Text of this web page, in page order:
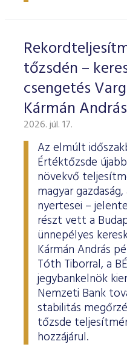
tőzsdén –
csengetés
Kármán
2026. júl. 17.
Az elmúlt
Értéktőzsde
növekvő
magyar
nyertesei –
részt vett a
ünnepélyes
Kármán András
Tóth Tiborral, a
jegybankelnök
Nemzeti Bank
stabilitás
tőzsde
hozzájárul.